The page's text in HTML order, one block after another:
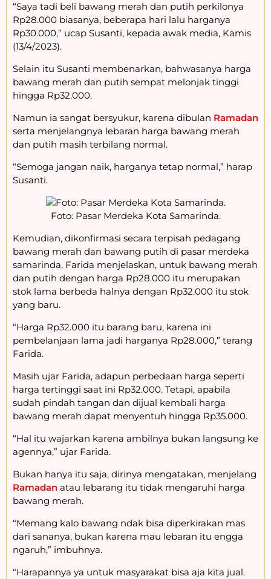
“Saya tadi beli bawang merah dan putih perkilonya
Rp28.000 biasanya, beberapa hari lalu harganya
Rp30.000,” ucap Susanti, kepada awak media, Kamis
(13/4/2023).
Selain itu Susanti membenarkan, bahwasanya harga
bawang merah dan putih sempat melonjak tinggi
hingga Rp32.000.
Namun ia sangat bersyukur, karena dibulan Ramadan
serta menjelangnya lebaran harga bawang merah
dan putih masih terbilang normal.
“Semoga jangan naik, harganya tetap normal,” harap
Susanti.
Foto: Pasar Merdeka Kota Samarinda.
Kemudian, dikonfirmasi secara terpisah pedagang
bawang merah dan bawang putih di pasar merdeka
samarinda, Farida menjelaskan, untuk bawang merah
dan putih dengan harga Rp28.000 itu merupakan
stok lama berbeda halnya dengan Rp32.000 itu stok
yang baru.
“Harga Rp32.000 itu barang baru, karena ini
pembelanjaan lama jadi harganya Rp28.000,” terang
Farida.
Masih ujar Farida, adapun perbedaan harga seperti
harga tertinggi saat ini Rp32.000. Tetapi, apabila
sudah pindah tangan dan dijual kembali harga
bawang merah dapat menyentuh hingga Rp35.000.
“Hal itu wajarkan karena ambilnya bukan langsung ke
agennya,” ujar Farida.
Bukan hanya itu saja, dirinya mengatakan, menjelang
Ramadan atau lebarang itu tidak mengaruhi harga
bawang merah.
“Memang kalo bawang ndak bisa diperkirakan mas
dari sananya, bukan karena mau lebaran itu engga
ngaruh,” imbuhnya.
“Harapannya ya untuk masyarakat bisa aja kita jual.